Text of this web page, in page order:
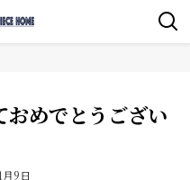
おめでとうござい
9日